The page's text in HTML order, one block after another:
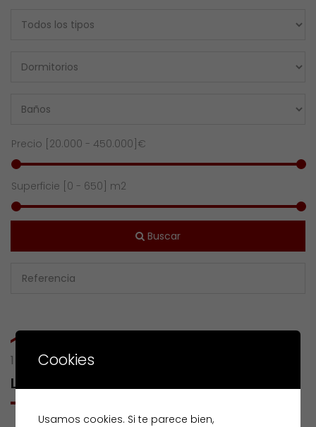
Precio [ 20.000 - 450.000 ]€
Superficie [ 0 - 650 ] m2
Buscar
1 RESULTS OF
LG FARGOS - PQ CONSTANTE
Cookies
Usamos cookies. Si te parece bien,